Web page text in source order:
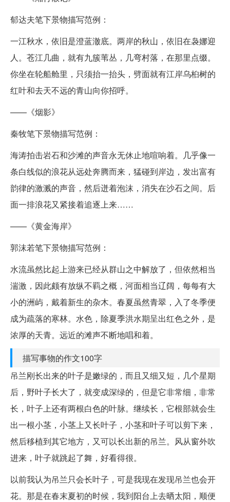
郁达夫笔下景物描写范例：
一江秋水，依旧是澄蓝澈底。两岸的秋山，依旧在袅娜迎
人。苍江几曲，就有九簇苇丛，几弯村落，在那里点缀。
你坐在轮船舱里，只须抬一抬头，劈面就有江岸乌桕树的
红叶和去天不远的青山向你招呼。
——《烟影》
秦牧笔下景物描写范例：
海涛拍击岩石和沙滩的声音永无休止地喧响着。几乎像一
条白线似的浪花从远处奔腾而来，猛碰到岸边，发出富有
韵律的激溅的声音，然后迸着泡沫，消失在沙石之间。后
面一排浪花又紧接着追逐上来……
——《黄金海岸》
郭沫若笔下景物描写范例：
水流虽然比起上游来已经从群山之中解放了，但依然相当
湍激，因此颇有放纵不羁之概，河面相当辽阔，每每有大
小的洲屿，戴着新生的杂木。春夏虽然青翠，入了冬季便
成为疏落的寒林。水色，除夏季洪水期呈出红色之外，是
浓厚的天青。远近的滩声不断地唱和着。
描写事物的作文100字
吊兰刚长出来的叶子是嫩绿的，而且又细又短，几个星期
后，野叶子长大了，就变成深绿的，但是它非常细，非常
长，叶子上还有两根白色的叶脉。继续长，它根部就会生
出一根小茎，小茎上又长叶子，小茎和叶子可以剪下来，
然后移植到其它地方，又可以长出新的吊兰。风从窗外吹
进来，叶子就跳起了舞，好看得很。
以前我认为吊兰只会长叶子，可是我现在发现吊兰也会开
花。那是在春末夏初的时候，我到阳台上去晒太阳，顺便